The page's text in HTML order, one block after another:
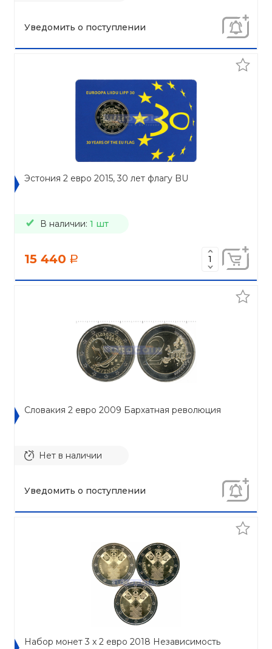
Уведомить о поступлении
Эстония 2 евро 2015, 30 лет флагу BU
В наличии: 1 шт
15 440 a
Словакия 2 евро 2009 Бархатная революция
Нет в наличии
Уведомить о поступлении
Набор монет 3 x 2 евро 2018 Независимость